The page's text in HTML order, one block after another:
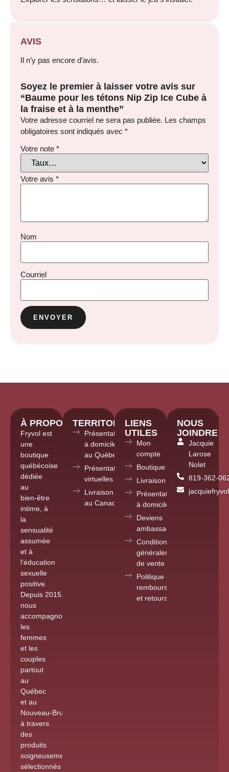
AVIS
Il n’y pas encore d’avis.
Soyez le premier à laisser votre avis sur
“Baume pour les tétons Nip Zip Ice Cube à
la fraise et à la menthe”
Votre adresse courriel ne sera pas publiée. Les champs
obligatoires sont indiqués avec *
Votre note *
Votre avis *
Nom
Courriel
À PROPOS
Fryvol est
une
boutique
québécoise
dédiée
au
bien-être
intime, à
la
sensualité
assumée
et à
l’éducation
sexuelle
positive.
Depuis 2015,
nous
accompagnons
les
femmes
et les
couples
partout
au
Québec
et au
Nouveau-Brunswick
à travers
des
produits
soigneusement
sélectionnés
TERRITOIRE
Présentations
à domicile
au Québec
Présentations
virtuelles partout
Livraison
au Canada
LIENS
UTILES
Mon
compte
Boutique
Livraison
Présentations
à domicile
Deviens
ambassadrice
Conditions
générales
de vente
Politique de
remboursements
et retours
NOUS
JOINDRE
Jacquie
Larose
Nolet
819-362-